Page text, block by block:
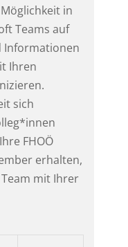
in
Teams auf
Informationen
Ihren
sich
FHOÖ
erhalten,
mit Ihrer